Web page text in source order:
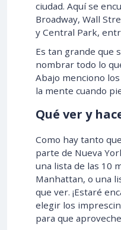
ciudad. Aquí se
Broadway, Wall
y Central Park,
Es tan grande que
nombrar todo lo
Abajo menciono
la mente cuando
Qué ver y
Como hay tanto
parte de Nueva
una lista de las 10
Manhattan, o una
que ver. ¡Estaré
elegir los
para que